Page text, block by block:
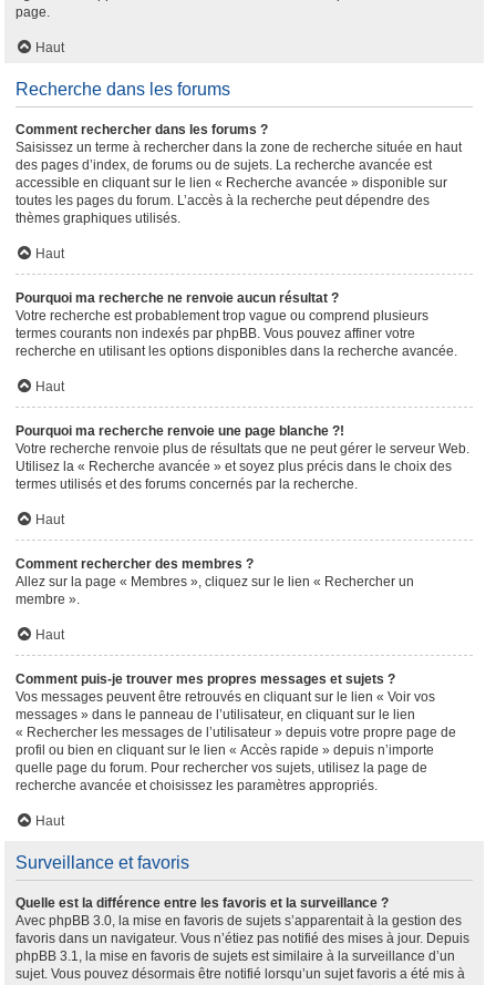
page.
Haut
Recherche dans les forums
Comment rechercher dans les forums ?
Saisissez un terme à rechercher dans la zone de recherche située en haut
des pages d’index, de forums ou de sujets. La recherche avancée est
accessible en cliquant sur le lien « Recherche avancée » disponible sur
toutes les pages du forum. L’accès à la recherche peut dépendre des
thèmes graphiques utilisés.
Haut
Pourquoi ma recherche ne renvoie aucun résultat ?
Votre recherche est probablement trop vague ou comprend plusieurs
termes courants non indexés par phpBB. Vous pouvez affiner votre
recherche en utilisant les options disponibles dans la recherche avancée.
Haut
Pourquoi ma recherche renvoie une page blanche ?!
Votre recherche renvoie plus de résultats que ne peut gérer le serveur Web.
Utilisez la « Recherche avancée » et soyez plus précis dans le choix des
termes utilisés et des forums concernés par la recherche.
Haut
Comment rechercher des membres ?
Allez sur la page « Membres », cliquez sur le lien « Rechercher un
membre ».
Haut
Comment puis-je trouver mes propres messages et sujets ?
Vos messages peuvent être retrouvés en cliquant sur le lien « Voir vos
messages » dans le panneau de l’utilisateur, en cliquant sur le lien
« Rechercher les messages de l’utilisateur » depuis votre propre page de
profil ou bien en cliquant sur le lien « Accès rapide » depuis n’importe
quelle page du forum. Pour rechercher vos sujets, utilisez la page de
recherche avancée et choisissez les paramètres appropriés.
Haut
Surveillance et favoris
Quelle est la différence entre les favoris et la surveillance ?
Avec phpBB 3.0, la mise en favoris de sujets s’apparentait à la gestion des
favoris dans un navigateur. Vous n’étiez pas notifié des mises à jour. Depuis
phpBB 3.1, la mise en favoris de sujets est similaire à la surveillance d’un
sujet. Vous pouvez désormais être notifié lorsqu’un sujet favoris a été mis à